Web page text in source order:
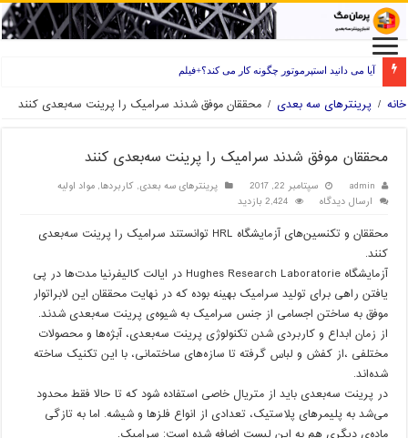
آیا می دانید استپرموتور چگونه کار می کند؟+فیلم
راه های انتخاب فیلامنت خوب برای پرینتر سه بعدی
خانه / پرینترهای سه بعدی / محققان موفق شدند سرامیک را پرینت سه‌بعدی کنند
محققان موفق شدند سرامیک را پرینت سه‌بعدی کنند
admin سپتامبر 22, 2017 پرینترهای سه بعدی, کاربردها,مواد اولیه
ارسال دیدگاه
2,424 بازدید
محققان و تکنسین‌های آزمایشگاه HRL توانستند سرامیک را پرینت سه‌بعدی
کنند.
آزمایشگاه Hughes Research Laboratorie در ایالت کالیفرنیا مدت‌ها در پی
یافتن راهی برای تولید سرامیک بهینه بوده که در نهایت محققان این لابراتوار
موفق به ساختن اجسامی از جنس سرامیک به شیوه‌ی پرینت سه‌بعدی شدند.
از زمان ابداع و کاربردی شدن تکنولوژی پرینت سه‌بعدی، آبژه‌ها و محصولات
مختلفی ،از کفش و لباس گرفته تا سازه‌های ساختمانی، با این تکنیک ساخته
شده‌اند.
در پرینت سه‌بعدی باید از متريال خاصی استفاده شود که تا حالا فقط محدود
می‌شد به پلیمرهای پلاستیک، تعدادی از انواع فلزها و شیشه. اما به تازگی
ماده‌ی دیگری هم به این لیست اضافه شده است: سرامیک.